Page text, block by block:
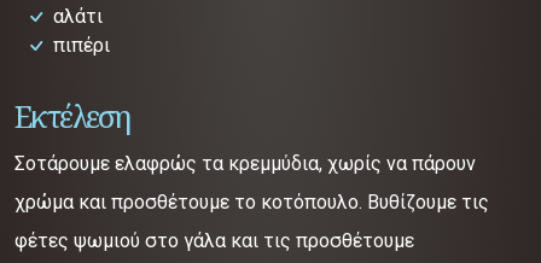
αλάτι
πιπέρι
Εκτέλεση
Σοτάρουμε ελαφρώς τα κρεμμύδια, χωρίς να πάρουν
χρώμα και προσθέτουμε το κοτόπουλο. Βυθίζουμε τις
φέτες ψωμιού στο γάλα και τις προσθέτουμε